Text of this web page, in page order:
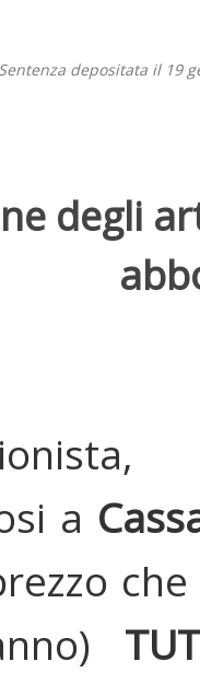
Sentenza depositata il 19
degli
a